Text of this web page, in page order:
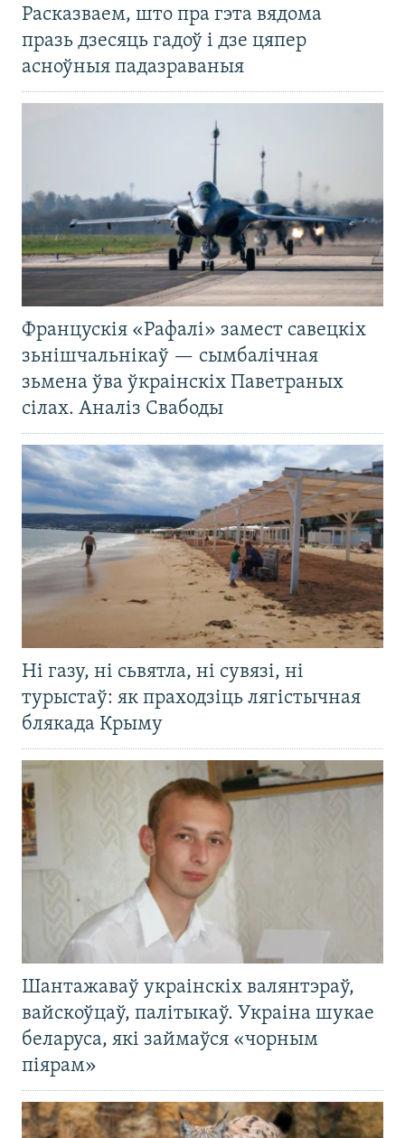
Расказваем, што пра гэта вядома
празь дзесяць гадоў і дзе цяпер
асноўныя падазраваныя
Францускія «Рафалі» замест савецкіх
зьнішчальнікаў — сымбалічная
зьмена ўва ўкраінскіх Паветраных
сілах. Аналіз Свабоды
Ні газу, ні сьвятла, ні сувязі, ні
турыстаў: як праходзіць лягістычная
блякада Крыму
Шантажаваў украінскіх валянтэраў,
вайскоўцаў, палітыкаў. Украіна шукае
беларуса, які займаўся «чорным
піярам»